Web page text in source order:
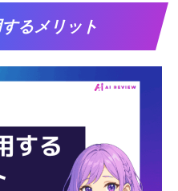
るメリット